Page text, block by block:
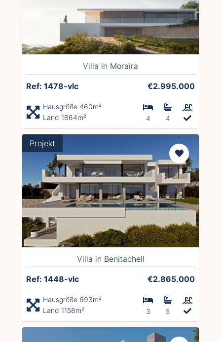
Villa in Moraira
Ref: 1478-vlc €2.995.000
Hausgröße 460m²
Land 1864m²
4 4
Projekt
Villa in Benitachell
Ref: 1448-vlc €2.865.000
Hausgröße 693m²
Land 1158m²
3 5